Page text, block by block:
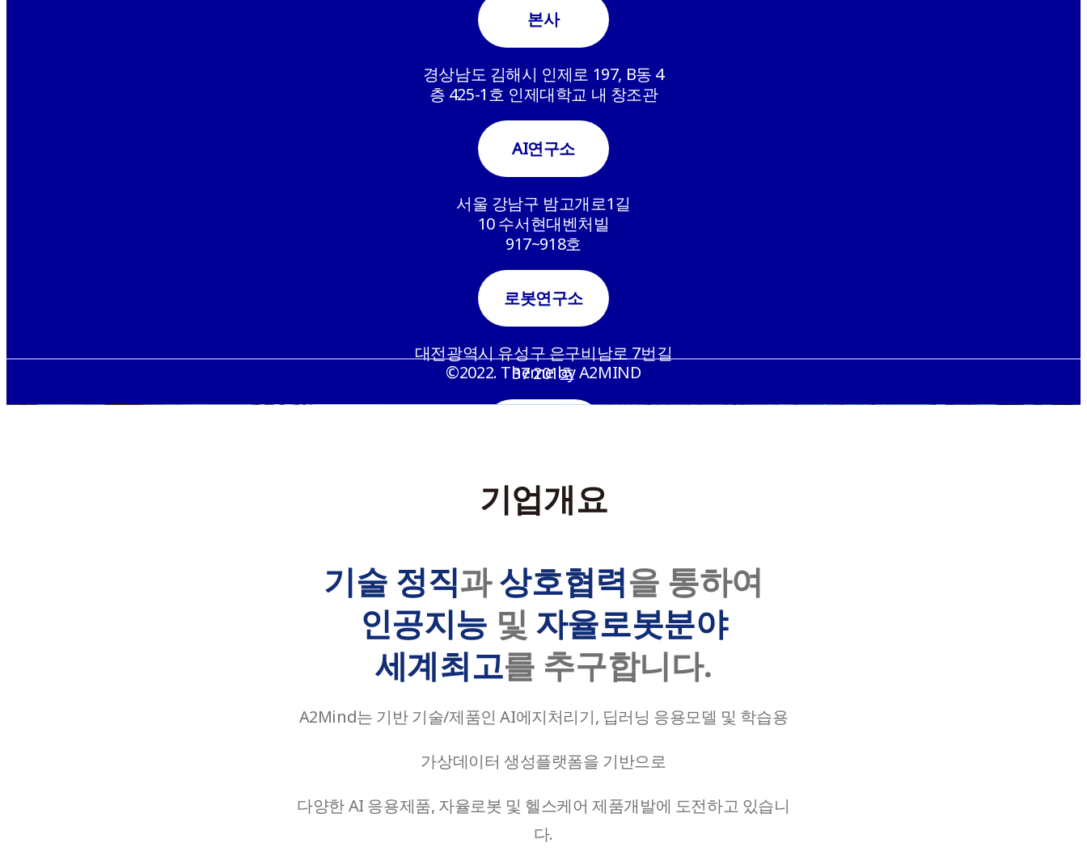
본사
경상남도 김해시 인제로 197, B동 4
층 425-1호 인제대학교 내 창조관
AI연구소
서울 강남구 밤고개로1길
10 수서현대벤처빌
917~918호
로봇연구소
대전광역시 유성구 은구비남로 7번길
37 201호
경남 창원시 성산구 성산패총로38번길 2
이메일 a2mind@a2mind.com
©2022. Theme by A2MIND
회사소개
기업개요
기술 정직과상호협력을 통하여
인공지능 및 자율로봇분야
세계최고를 추구합니다.
A2Mind는 기반 기술/제품인 AI에지처리기, 딥러닝 응용모델 및 학습용
가상데이터 생성플랫폼을 기반으로
다양한 AI 응용제품, 자율로봇 및 헬스케어 제품개발에 도전하고 있습니
다.